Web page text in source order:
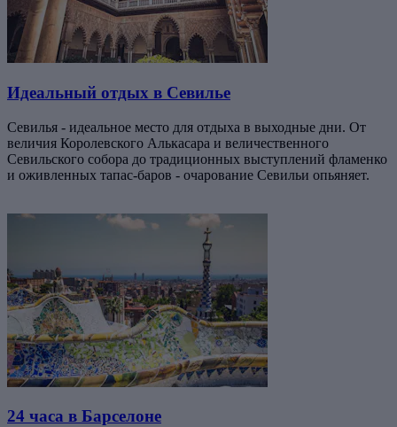
Идеальный отдых в Севилье
Севилья - идеальное место для отдыха в выходные дни. От
величия Королевского Алькасара и величественного
Севильского собора до традиционных выступлений фламенко
и оживленных тапас-баров - очарование Севильи опьяняет.
24 часа в Барселоне